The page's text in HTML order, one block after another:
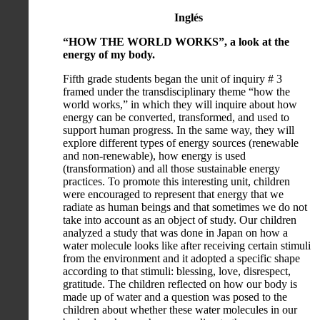
Inglés
“HOW THE WORLD WORKS”, a look at the
energy of my body.
Fifth grade students began the unit of inquiry # 3
framed under the transdisciplinary theme “how the
world works,” in which they will inquire about how
energy can be converted, transformed, and used to
support human progress. In the same way, they will
explore different types of energy sources (renewable
and non-renewable), how energy is used
(transformation) and all those sustainable energy
practices. To promote this interesting unit, children
were encouraged to represent that energy that we
radiate as human beings and that sometimes we do not
take into account as an object of study. Our children
analyzed a study that was done in Japan on how a
water molecule looks like after receiving certain stimuli
from the environment and it adopted a specific shape
according to that stimuli: blessing, love, disrespect,
gratitude. The children reflected on how our body is
made up of water and a question was posed to the
children about whether these water molecules in our